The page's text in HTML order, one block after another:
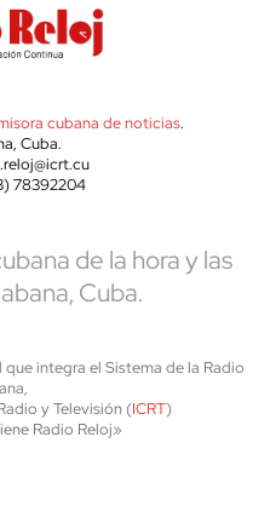
cubana de noticias.
Cuba.
78392204
de la hora y las
Cuba.
integra el Sistema de la Radio
y Televisión (ICRT)
Radio Reloj»